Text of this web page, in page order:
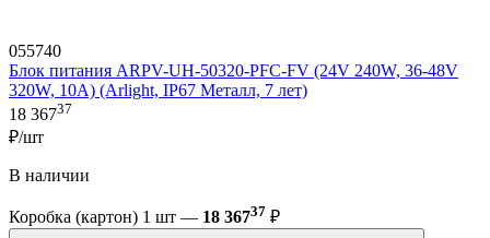
055740
Блок питания ARPV-UH-50320-PFC-FV (24V 240W, 36-48V
320W, 10A) (Arlight, IP67 Металл, 7 лет)
18 36737
₽/шт
В наличии
Коробка (картон) 1 шт — 18 36737 ₽